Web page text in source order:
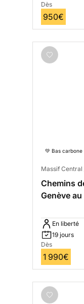
Dès
950€
💚 Bas carbone
Massif
Chemins
Genève
En liberté
19 jours
Dès
1 990€